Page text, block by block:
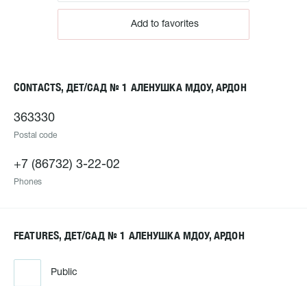
Add to favorites
CONTACTS, ДЕТ/САД № 1 АЛЕНУШКА МДОУ, АРДОН
363330
Postal code
+7 (86732) 3-22-02
Phones
FEATURES, ДЕТ/САД № 1 АЛЕНУШКА МДОУ, АРДОН
Public